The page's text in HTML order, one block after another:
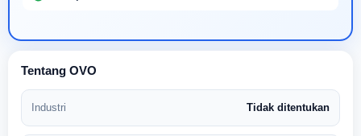
Tentang OVO
Industri Tidak ditentukan